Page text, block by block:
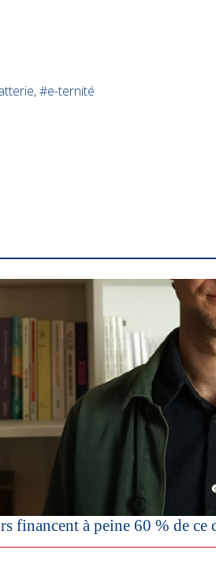
#e-ternité
financent à peine 60 % de ce